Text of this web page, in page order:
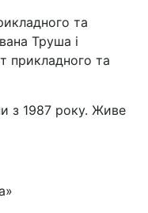
та
Труша і
прикладного та
з 1987 року. Живе